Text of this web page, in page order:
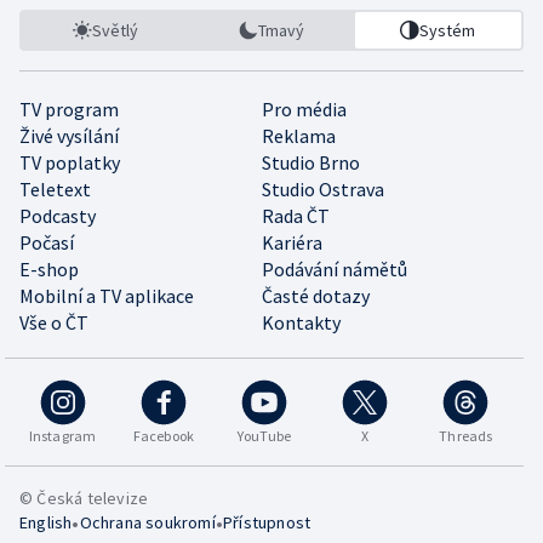
Světlý Tmavý Systém
TV program
Pro média
Živé vysílání
Reklama
TV poplatky
Studio Brno
Teletext
Studio Ostrava
Podcasty
Rada ČT
Počasí
Kariéra
E-shop
Podávání námětů
Mobilní a TV aplikace
Časté dotazy
Vše o ČT
Kontakty
Instagram Facebook YouTube X Threads
© Česká televize
English•Ochrana soukromí•Přístupnost